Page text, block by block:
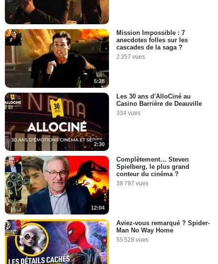
5:28
Mission Impossible : 7
anecdotes folles sur les
cascades de la saga ?
2 357 vues
2:30
Les 30 ans d'AlloCiné au
Casino Barrière de Deauville
334 vues
12:04
Complètement… Steven
Spielberg, le plus grand
conteur du cinéma ?
38 797 vues
Aviez-vous remarqué ? Spider-
Man No Way Home
55 528 vues